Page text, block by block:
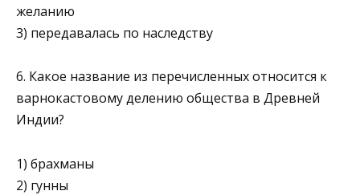
жела­нию
3) передавалась по наследству
6. Какое название из перечисленных относится к
варно­кастовому делению общества в Древней
Индии?
1) брахманы
2) гунны